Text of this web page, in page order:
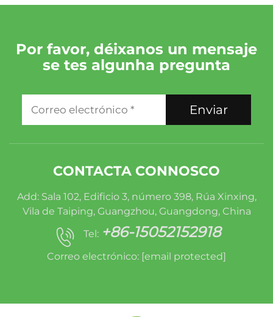
Por favor, déixanos un mensaje
se tes algunha pregunta
Enviar
CONTACTA CONNOSCO
Add: Sala 102, Edificio 3, número 398, Rúa Xinxing,
Vila de Taiping, Guangzhou, Guangdong, China
Tel: +86-15052152918
Correo electrónico: [email protected]